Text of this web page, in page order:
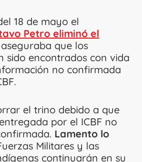
18 de mayo el
Petro eliminó el
que los
sido encontrados con vida
no confirmada
el trino debido a que
por el ICBF no
Lamento lo
Militares y las
continuarán en su